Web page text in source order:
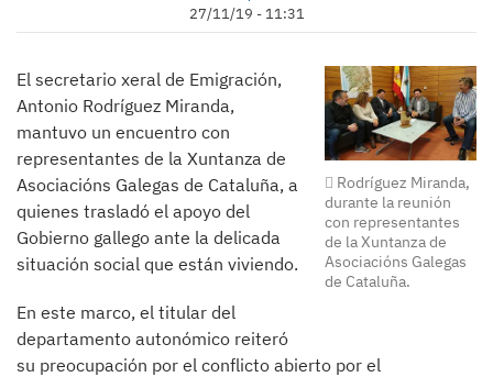
27/11/19 - 11:31
Rodríguez Miranda,
durante la reunión
con representantes
de la Xuntanza de
Asociacións Galegas
de Cataluña.
El secretario xeral de Emigración,
Antonio Rodríguez Miranda,
mantuvo un encuentro con
representantes de la Xuntanza de
Asociacións Galegas de Cataluña, a
quienes trasladó el apoyo del
Gobierno gallego ante la delicada
situación social que están viviendo.
En este marco, el titular del
departamento autonómico reiteró
su preocupación por el conflicto abierto por el